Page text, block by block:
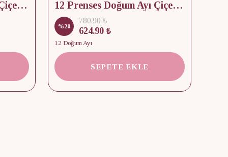
12 Prenses Doğum Ayı Çiçek & Taş 925 Gümüş Kolye 12 Prenses Doğum Ayı Çiçek Baskılı Takı Kutusu
%20
780.90 ₺
624.90 ₺
12 Doğum Ayı
SEPETE EKLE